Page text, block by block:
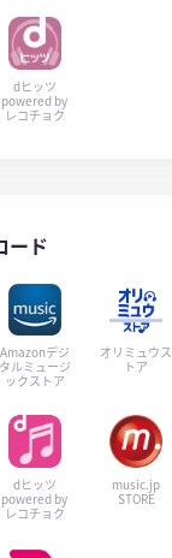
dヒッツ
powered by
レコチョク
ード
Amazonデジ
タルミュージ
ックストア
オリミュウス
トア
dヒッツ
powered by
レコチョク
music.jp
STORE